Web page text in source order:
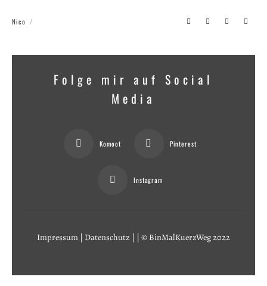
Nico
Folge mir auf Social
Media
Komoot Pinterest
Instagram
Impressum | Datenschutz | | © BinMalKuerzWeg 2022